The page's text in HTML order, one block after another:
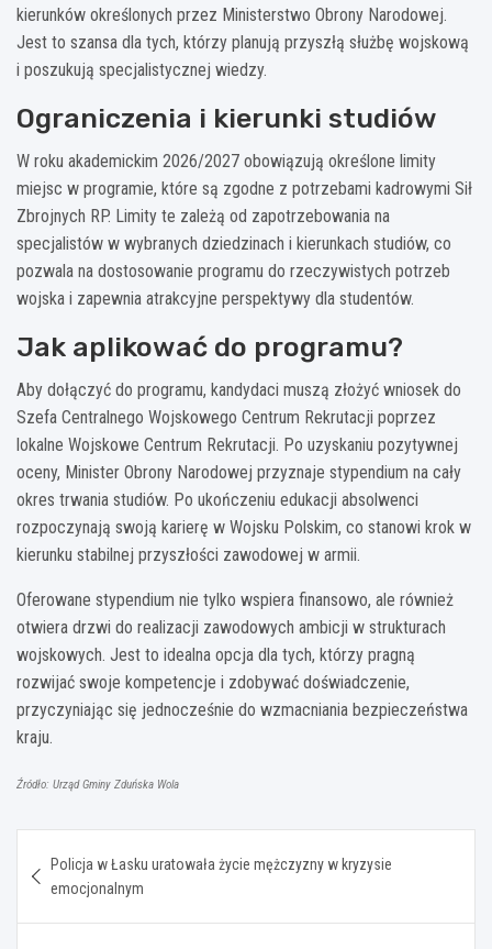
kierunków określonych przez Ministerstwo Obrony Narodowej.
Jest to szansa dla tych, którzy planują przyszłą służbę wojskową
i poszukują specjalistycznej wiedzy.
Ograniczenia i kierunki studiów
W roku akademickim 2026/2027 obowiązują określone limity
miejsc w programie, które są zgodne z potrzebami kadrowymi Sił
Zbrojnych RP. Limity te zależą od zapotrzebowania na
specjalistów w wybranych dziedzinach i kierunkach studiów, co
pozwala na dostosowanie programu do rzeczywistych potrzeb
wojska i zapewnia atrakcyjne perspektywy dla studentów.
Jak aplikować do programu?
Aby dołączyć do programu, kandydaci muszą złożyć wniosek do
Szefa Centralnego Wojskowego Centrum Rekrutacji poprzez
lokalne Wojskowe Centrum Rekrutacji. Po uzyskaniu pozytywnej
oceny, Minister Obrony Narodowej przyznaje stypendium na cały
okres trwania studiów. Po ukończeniu edukacji absolwenci
rozpoczynają swoją karierę w Wojsku Polskim, co stanowi krok w
kierunku stabilnej przyszłości zawodowej w armii.
Oferowane stypendium nie tylko wspiera finansowo, ale również
otwiera drzwi do realizacji zawodowych ambicji w strukturach
wojskowych. Jest to idealna opcja dla tych, którzy pragną
rozwijać swoje kompetencje i zdobywać doświadczenie,
przyczyniając się jednocześnie do wzmacniania bezpieczeństwa
kraju.
Źródło: Urząd Gminy Zduńska Wola
wpisu
Policja w Łasku uratowała życie mężczyzny w kryzysie
emocjonalnym